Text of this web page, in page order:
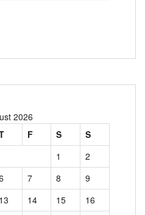
2026
F S
S
1
2
7 8
9
13 14 15
16